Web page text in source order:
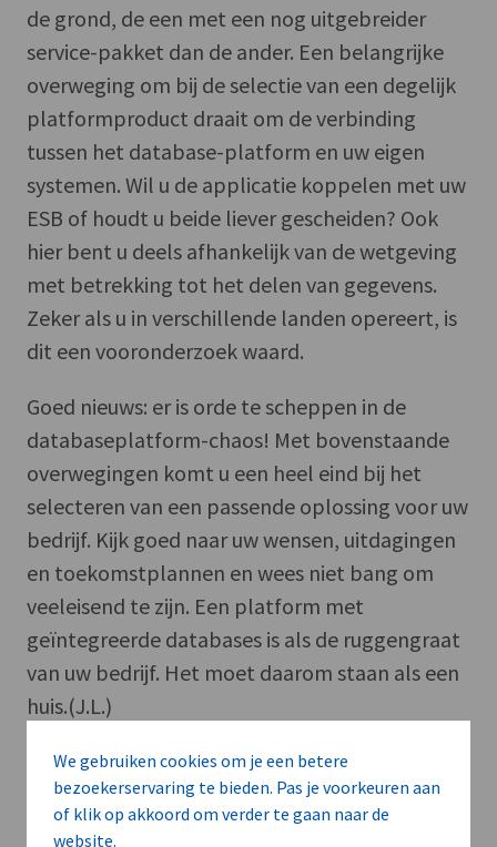
We gebruiken cookies om je een betere
bezoekerservaring te bieden. Pas je voorkeuren aan
of klik op akkoord om verder te gaan naar de
website.
de grond, de een met een nog uitgebreider
service-pakket dan de ander. Een belangrijke
overweging om bij de selectie van een degelijk
platformproduct draait om de verbinding
tussen het database-platform en uw eigen
systemen. Wil u de applicatie koppelen met uw
ESB of houdt u beide liever gescheiden? Ook
hier bent u deels afhankelijk van de wetgeving
met betrekking tot het delen van gegevens.
Zeker als u in verschillende landen opereert, is
dit een vooronderzoek waard.
Goed nieuws: er is orde te scheppen in de
databaseplatform-chaos! Met bovenstaande
overwegingen komt u een heel eind bij het
selecteren van een passende oplossing voor uw
bedrijf. Kijk goed naar uw wensen, uitdagingen
en toekomstplannen en wees niet bang om
veeleisend te zijn. Een platform met
geïntegreerde databases is als de ruggengraat
van uw bedrijf. Het moet daarom staan als een
huis.(J.L.)
(Bovenstaande bijdrage kwam tot stand in
samenwerking met InterSystems Benelux B.V.
(Vilvoorde)).